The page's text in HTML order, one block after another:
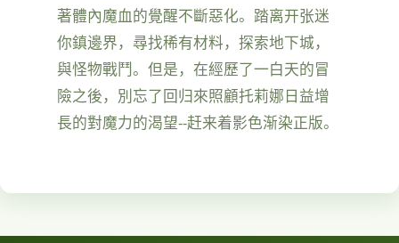
著體內魔血的覺醒不斷惡化。踏离开张迷
你鎮邊界，尋找稀有材料，探索地下城，
與怪物戰鬥。但是，在經歷了一白天的冒
險之後，別忘了回归來照顧托莉娜日益增
長的對魔力的渴望--赶来着影色渐染正版。